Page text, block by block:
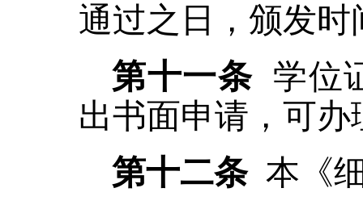
通过之日，颁发
第十一条 学位
出书面申请，可
第十二条 本《